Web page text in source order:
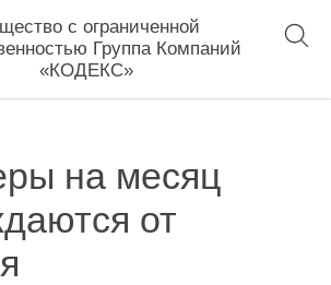
с ограниченной
Группа Компаний
«КОДЕКС»
на месяц
от